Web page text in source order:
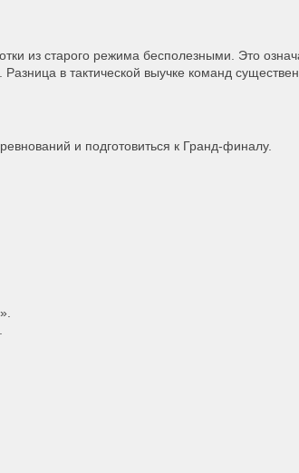
из старого режима бесполезными. Это
в тактической выучке команд
и подготовиться к Гранд-финалу.